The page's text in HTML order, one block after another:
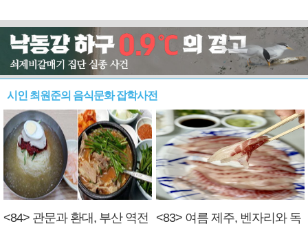
시인 최원준의 음식문화 잡학사전
<84> 관문과 환대, 부산 역전
<83> 여름 제주, 벤자리와 독